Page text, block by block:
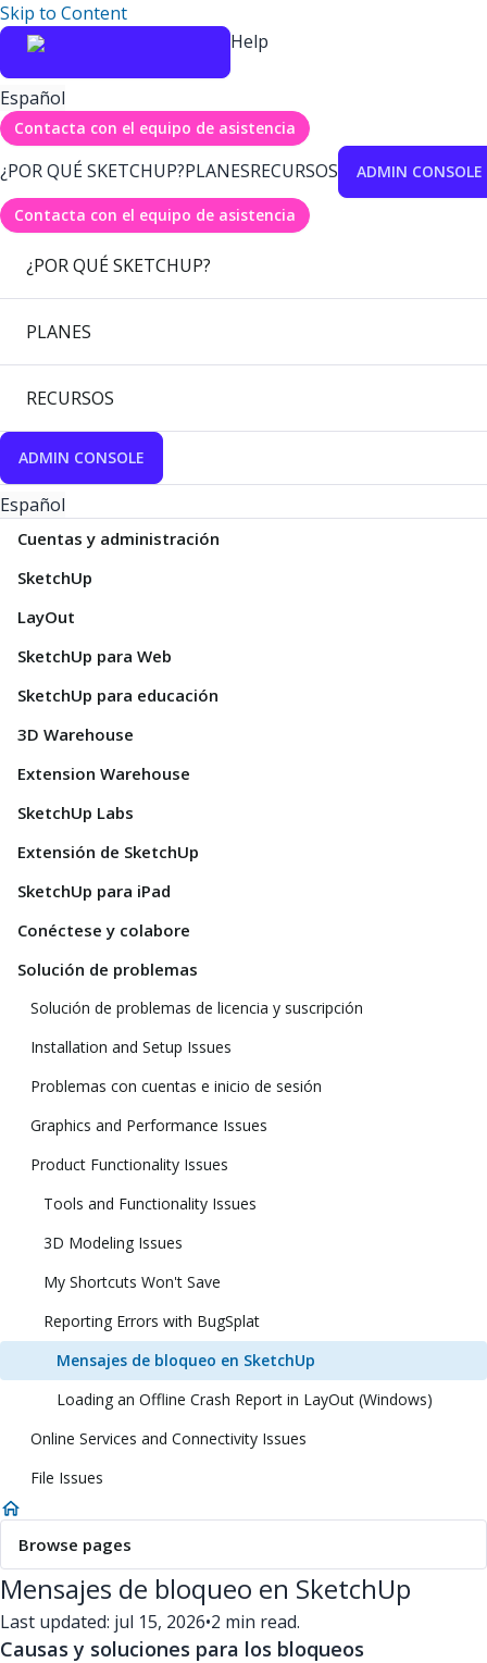
Skip to Content
Help
Español
Contacta con el equipo de asistencia
¿POR QUÉ SKETCHUP?PLANESRECURSOS ADMIN CONSOLE
Contacta con el equipo de asistencia
¿POR QUÉ SKETCHUP?
PLANES
RECURSOS
ADMIN CONSOLE
Español
Cuentas y administración
SketchUp
LayOut
SketchUp para Web
SketchUp para educación
3D Warehouse
Extension Warehouse
SketchUp Labs
Extensión de SketchUp
SketchUp para iPad
Conéctese y colabore
Solución de problemas
Solución de problemas de licencia y suscripción
Installation and Setup Issues
Problemas con cuentas e inicio de sesión
Graphics and Performance Issues
Product Functionality Issues
Tools and Functionality Issues
3D Modeling Issues
My Shortcuts Won't Save
Reporting Errors with BugSplat
Mensajes de bloqueo en SketchUp
Loading an Offline Crash Report in LayOut (Windows)
Online Services and Connectivity Issues
File Issues
Browse pages
Mensajes de bloqueo en SketchUp
Last updated: jul 15, 2026•2 min read.
Causas y soluciones para los bloqueos